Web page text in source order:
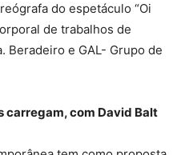
do espetáculo “Oi
de trabalhos de
Beradeiro e GAL- Grupo de
carregam, com David Balt